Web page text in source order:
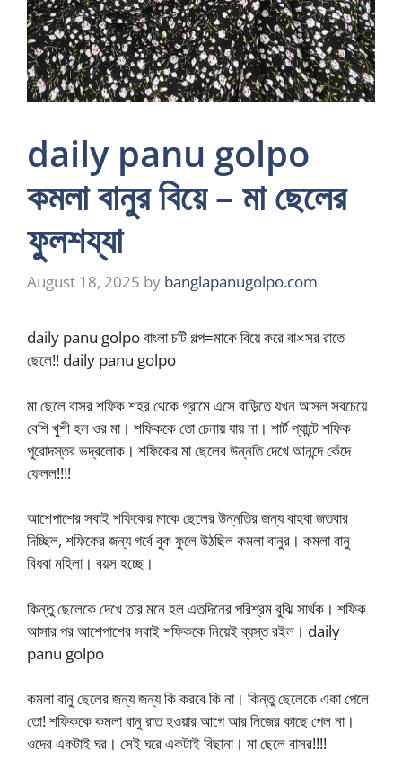
daily panu golpo
কমলা বানুর বিয়ে – মা ছেলের
ফুলশয্যা
August 18, 2025 by banglapanugolpo.com
daily panu golpo বাংলা চটি গল্প=মাকে বিয়ে করে বা×সর রাতে
ছেলে!! daily panu golpo
মা ছেলে বাসর শফিক শহর থেকে গ্রামে এসে বাড়িতে যখন আসল সবচেয়ে
বেশি খুশী হল ওর মা। শফিককে তো চেনায় যায় না। শার্ট প্যান্টে শফিক
পুরোদস্তর ভদ্রলোক। শফিকের মা ছেলের উন্নতি দেখে আনন্দে কেঁদে
ফেলল!!!!
আশেপাশের সবাই শফিকের মাকে ছেলের উন্নতির জন্য বাহবা জতবার
দিচ্ছিল, শফিকের জন্য গর্বে বুক ফুলে উঠছিল কমলা বানুর। কমলা বানু
বিধবা মহিলা। বয়স হচ্ছে।
কিন্তু ছেলেকে দেখে তার মনে হল এতদিনের পরিশ্রম বুঝি সার্থক। শফিক
আসার পর আশেপাশের সবাই শফিককে নিয়েই ব্যস্ত রইল। daily
panu golpo
কমলা বানু ছেলের জন্য জন্য কি করবে কি না। কিন্তু ছেলেকে একা পেলে
তো! শফিককে কমলা বানু রাত হওয়ার আগে আর নিজের কাছে পেল না।
ওদের একটাই ঘর। সেই ঘরে একটাই বিছানা। মা ছেলে বাসর!!!!